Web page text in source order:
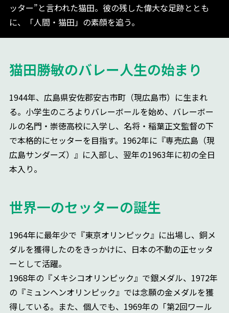
ッター”と言われた猫田。彼の残した偉大な足跡ととも
に、「人間・猫田」の素顔を追う。
猫田勝敏のバレー人生の始まり
1944年、広島県安佐郡安古市町（現広島市）に生まれ
る。小学生のころよりバレーボールを始め、バレーボー
ルの名門・崇徳高校に入学し、名将・稲葉正文監督の下
で本格的にセッターを目指す。1962年に『専売広島（現
広島サンダーズ）』に入部し、翌年の1963年に初の全日
本入り。
世界一のセッターの誕生
1964年に最年少で『東京オリンピック』に出場し、銅メ
ダルを獲得したのをきっかけに、日本の不動の正セッタ
ーとして活躍。
1968年の『メキシコオリンピック』で銀メダル、1972年
の『ミュンヘンオリンピック』では念願の金メダルを獲
得している。また、個人でも、1969年の「第2回ワール